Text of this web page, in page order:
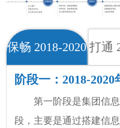
保畅 2018-2020 打通
阶段一：2018-
第一阶段是集团信息
段，主要是通过搭建信
第二阶段：2021-
第二阶段是集团将业
业金蝶ERP系统上线，
第三阶段：2023至
通过上线MES系统，
紧跟公司的发展脚步陆